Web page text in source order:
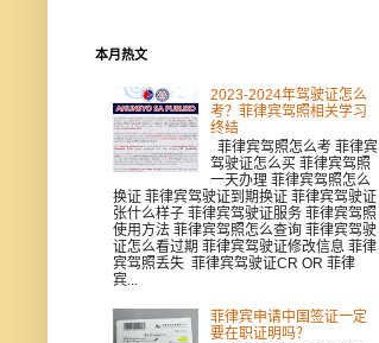
本月热文
2023-2024年驾驶证怎么
考？菲律宾驾照相关学习
终结
菲律宾驾照怎么考 菲律宾
驾驶证怎么买 菲律宾驾照
一天办理 菲律宾驾照怎么
换证 菲律宾驾驶证到期换证 菲律宾驾驶证
张什么样子 菲律宾驾驶证服务 菲律宾驾照
使用方法 菲律宾驾照怎么查询 菲律宾驾驶
证怎么看过期 菲律宾驾驶证修改信息 菲律
宾驾照丢失 菲律宾驾驶证CR OR 菲律
宾...
菲律宾申请中国签证一定
要在职证明吗？